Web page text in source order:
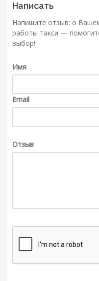
Написать
Напишите отзыв: о
работы такси —
выбор!
Имя
Email
Отзыв